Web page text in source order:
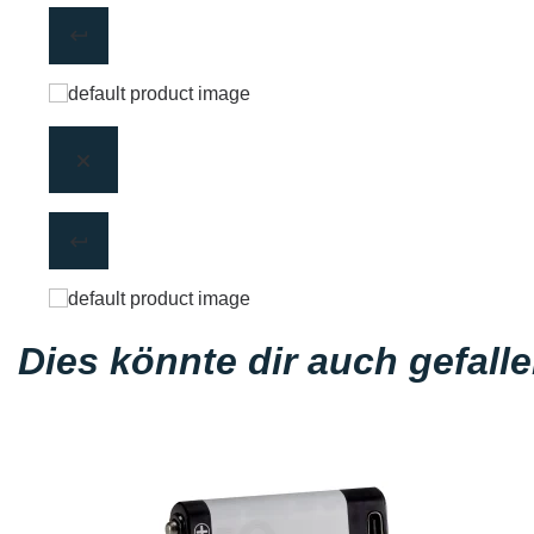
Dies könnte dir auch